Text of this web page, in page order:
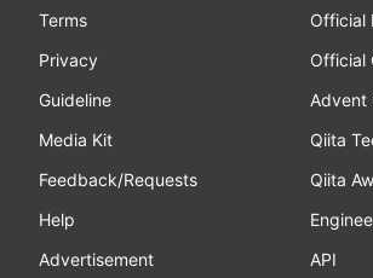
Terms
Privacy
Guideline
Media Kit
Feedback/Requests
Help
Advertisement
Official
Official
Advent
Qiita
Qiita
API